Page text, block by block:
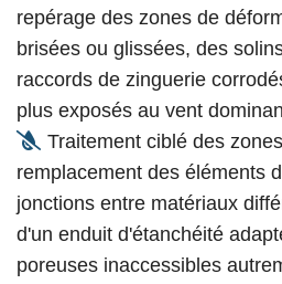
repérage des zones de
brisées ou glissées, des
raccords de zinguerie
plus exposés au vent
Traitement ciblé des
remplacement des éléments
jonctions entre matériaux
d'un enduit d'étanchéité
poreuses inaccessibles